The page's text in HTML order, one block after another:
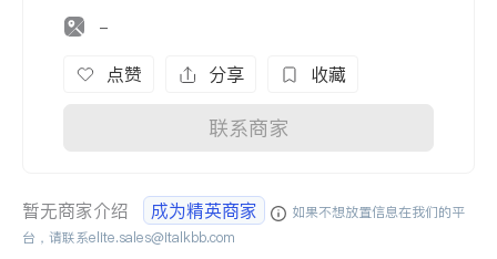
-
点赞 分享 收藏
联系商家
暂无商家介绍 成为精英商家
如果不想放置信息在我们的平
台，请联系elite.sales@italkbb.com